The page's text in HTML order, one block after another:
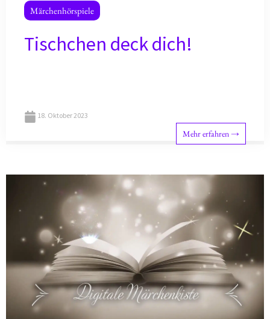
Märchenhörspiele
Tischchen deck dich!
18. Oktober 2023
Mehr erfahren →